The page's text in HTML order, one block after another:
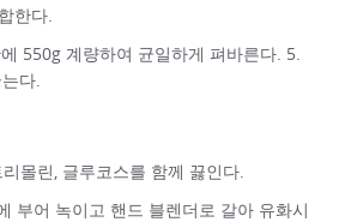
한다.
550g 계량하여 균일하게 펴바른다. 5.
다.
몰린, 글루코스를 함께 끓인다.
부어 녹이고 핸드 블렌더로 갈아 유화시